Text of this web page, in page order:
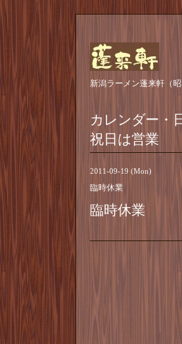
新潟ラーメン蓬来軒（
カレンダー・
祝日は営業
2011-09-19 (Mon)
臨時休業
臨時休業